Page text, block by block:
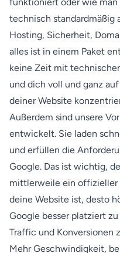
technisch standardmäßig
Hosting, Sicherheit,
alles ist in einem Paket
keine Zeit mit
und dich voll und ganz
deiner Website
Außerdem sind unsere
entwickelt. Sie laden
und erfüllen die
Google. Das ist wichtig,
mittlerweile ein offizieller
deine Website ist, desto
Google besser platziert
Traffic und Konversionen
Mehr Geschwindigkeit,